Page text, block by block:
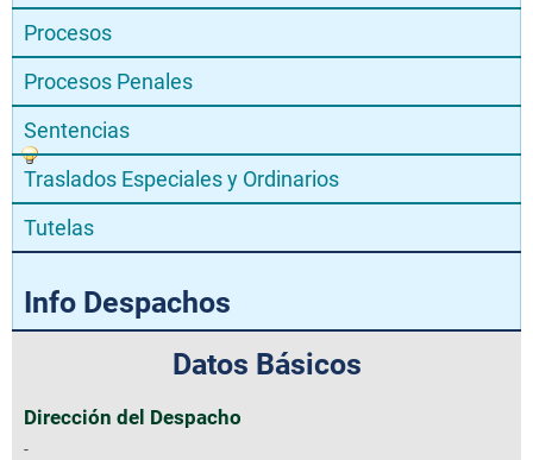
Procesos
Procesos Penales
Sentencias
Traslados Especiales y Ordinarios
Tutelas
Info Despachos
Datos Básicos
Dirección del Despacho
-